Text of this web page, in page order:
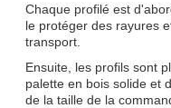
Chaque profilé est
le protéger des rayures
transport.
Ensuite, les profils sont
palette en bois solide et
de la taille de la